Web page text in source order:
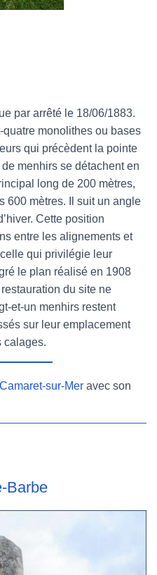
par arrêté le 18/06/1883.
monolithes ou bases
qui précèdent la pointe
menhirs se détachent en
long de 200 mètres,
600 mètres. Il suit un angle
Cette position
entre les alignements et
celle qui privilégie leur
le plan réalisé en 1908
du site ne
et-un menhirs restent
sur leur emplacement
calages.
Camaret-sur-Mer avec son
Barbe